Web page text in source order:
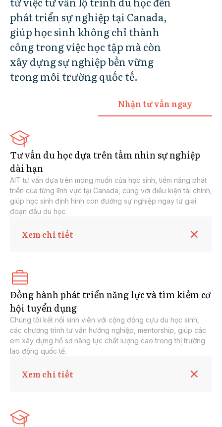
phát triển sự nghiệp tại Canada,
giúp học sinh không chỉ thành
công trong việc học tập mà còn
xây dựng sự nghiệp bền vững
trong môi trường quốc tế.
Nhận tư vấn ngay
Tư vấn du học dựa trên tầm nhìn sự nghiệp
dài hạn
AIT tư vấn dựa trên mong muốn của học sinh, tiềm năng phát
triển của từng lĩnh vực tại Canada, cùng với điều kiện tài chính,
giúp học sinh định hình con đường sự nghiệp ngay từ giai
đoạn đầu du học.
Xem chi tiết
Hoàn thiện hồ sơ xin visa du học với tỷ lệ đỗ lên tới
95%
Nộp lại hồ sơ bị từ chối do AIT hỗ trợ, không phát
sinh thêm chi phí
Truy vấn, kháng nghị hoặc nộp lại các hồ sơ visa
Du Học, Du Lịch, Lao Động,... bị từ chối.
Đồng hành phát triển năng lực và tìm kiếm cơ
hội tuyển dụng
Chúng tôi kết nối sinh viên với cộng đồng cựu du học sinh,
các chương trình tư vấn hướng nghiệp, mentorship, giúp các
em xây dựng hồ sơ năng lực chất lượng cao trong thị trường
lao động quốc tế.
Xem chi tiết